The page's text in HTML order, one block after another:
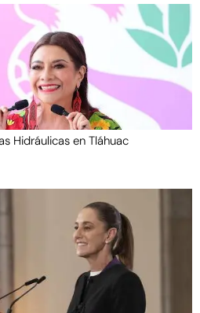
Hidráulicas en Tláhuac